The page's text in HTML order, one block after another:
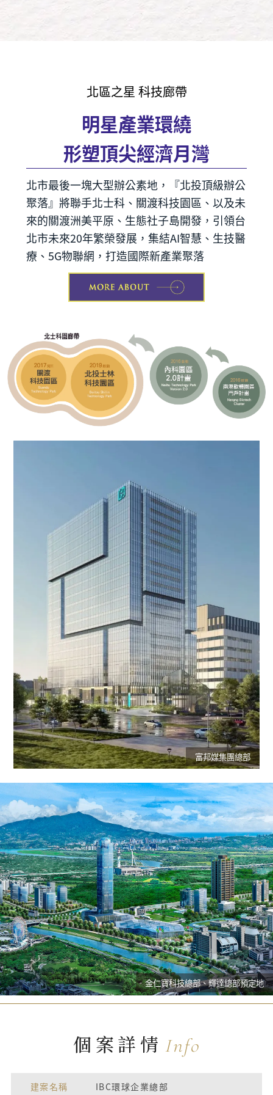
北區之星 科技廊帶
明星產業環繞
形塑頂尖經濟月灣
北市最後一塊大型辦公素地，『北投頂級辦公
聚落』將聯手北士科、關渡科技園區、以及未
來的關渡洲美平原、生態社子島開發，引領台
北市未來20年繁榮發展，集結AI智慧、生技醫
療、5G物聯網，打造國際新產業聚落
富邦媒集團總部
金仁寶科技總部、輝達總部預定地
個案詳情 Info
建案名稱 IBC環球企業總部